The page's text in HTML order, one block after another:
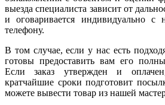
выезда специалиста зависит от
и оговаривается индивидуально
телефону.
В том случае, если у нас есть
готовы предоставить вам его
Если заказ утвержден и
кратчайшие сроки подготовит
можете вывести товар из нашей